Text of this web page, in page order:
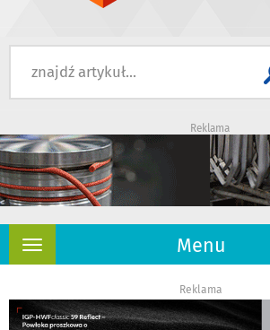
Reklama
Menu
Rozwiń
Reklama